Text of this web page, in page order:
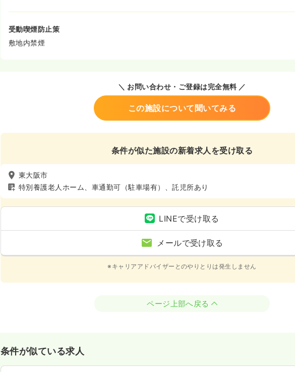
受動喫煙防止策
敷地内禁煙
＼ お問い合わせ・ご登録は完全無料 ／
この施設について聞いてみる
条件が似た施設の新着求人を受け取る
東大阪市
特別養護老人ホーム、車通勤可（駐車場有）、託児所あり
LINEで受け取る
メールで受け取る
※キャリアアドバイザーとのやりとりは発生しません
ページ上部へ戻る
条件が似ている求人